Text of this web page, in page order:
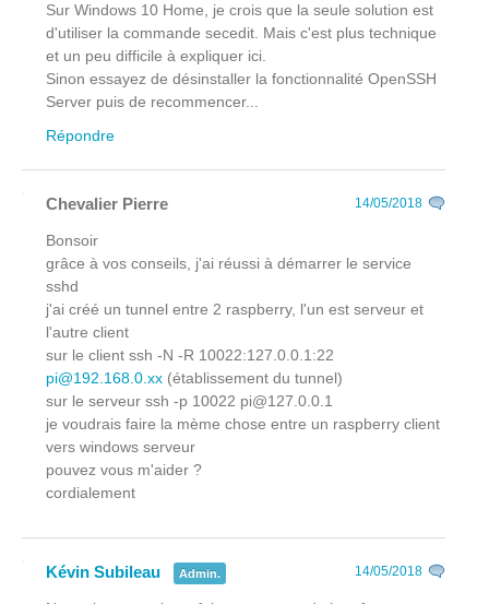
Sur Windows 10 Home, je crois que la seule solution est
d'utiliser la commande secedit. Mais c'est plus technique
et un peu difficile à expliquer ici.
Sinon essayez de désinstaller la fonctionnalité OpenSSH
Server puis de recommencer...
Répondre
Chevalier Pierre 14/05/2018
Bonsoir
grâce à vos conseils, j'ai réussi à démarrer le service
sshd
j'ai créé un tunnel entre 2 raspberry, l'un est serveur et
l'autre client
sur le client ssh -N -R 10022:127.0.0.1:22
pi@192.168.0.xx (établissement du tunnel)
sur le serveur ssh -p 10022 pi@127.0.0.1
je voudrais faire la mème chose entre un raspberry client
vers windows serveur
pouvez vous m'aider ?
cordialement
Kévin Subileau Admin. 14/05/2018